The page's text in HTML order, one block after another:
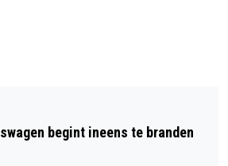
NATURE’ – WAAR
EN INNERLIJKE
VOOR DE KUNSTROUTE
begint ineens te branden